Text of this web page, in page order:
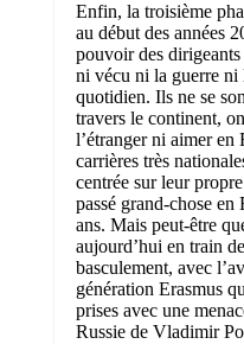
Enfin, la troisième
au début des années
pouvoir des
ni vécu ni la guerre ni
quotidien. Ils ne se
travers le continent,
l’étranger ni aimer en
carrières très
centrée sur leur
passé grand-chose
ans. Mais peut-être
aujourd’hui en train
basculement, avec
génération Erasmus
prises avec une
Russie de Vladimir